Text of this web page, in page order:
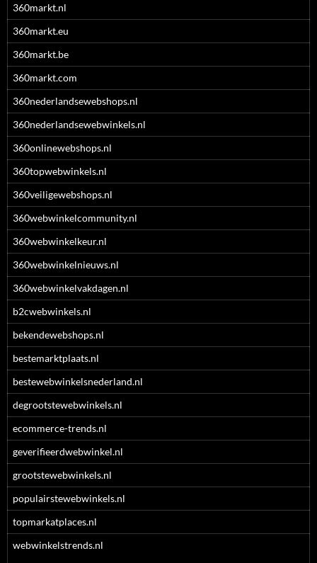
360markt.nl
360markt.eu
360markt.be
360markt.com
360nederlandsewebshops.nl
360nederlandsewebwinkels.nl
360onlinewebshops.nl
360topwebwinkels.nl
360veiligewebshops.nl
360webwinkelcommunity.nl
360webwinkelkeur.nl
360webwinkelnieuws.nl
360webwinkelvakdagen.nl
b2cwebwinkels.nl
bekendewebshops.nl
bestemarktplaats.nl
bestewebwinkelsnederland.nl
degrootstewebwinkels.nl
ecommerce-trends.nl
geverifieerdwebwinkel.nl
grootstewebwinkels.nl
populairstewebwinkels.nl
topmarkatplaces.nl
webwinkelstrends.nl